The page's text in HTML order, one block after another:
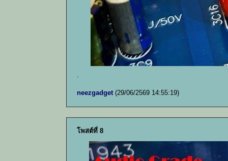
.
neezgadget (29/06/2569 14:55:19)
โพสต์ที่ 8